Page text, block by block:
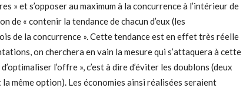
» et s’opposer au maximum à la concurrence à l’intérieur de
de « contenir la tendance de chacun d’eux (les
de la concurrence ». Cette tendance est en effet très réelle
on cherchera en vain la mesure qui s’attaquera à cette
l’offre », c’est à dire d’éviter les doublons (deux
même option). Les économies ainsi réalisées seraient